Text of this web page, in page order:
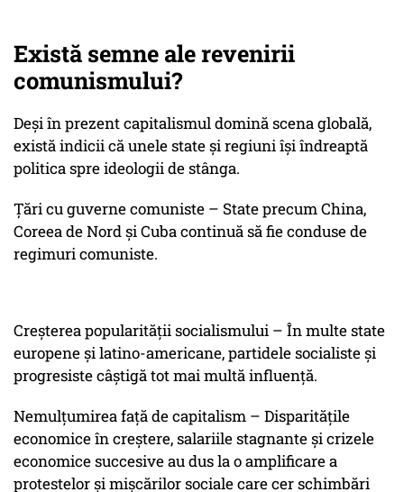
Există semne ale revenirii
comunismului?
Deși în prezent capitalismul domină scena globală,
există indicii că unele state și regiuni își îndreaptă
politica spre ideologii de stânga.
Țări cu guverne comuniste – State precum China,
Coreea de Nord și Cuba continuă să fie conduse de
regimuri comuniste.
Creșterea popularității socialismului – În multe state
europene și latino-americane, partidele socialiste și
progresiste câștigă tot mai multă influență.
Nemulțumirea față de capitalism – Disparitățile
economice în creștere, salariile stagnante și crizele
economice succesive au dus la o amplificare a
protestelor și mișcărilor sociale care cer schimbări